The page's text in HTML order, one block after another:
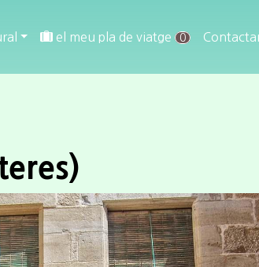
el meu pla de viatge 0